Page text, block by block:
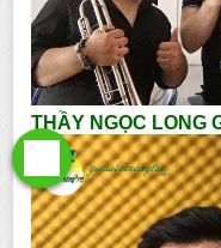
THẦY NGỌC LONG